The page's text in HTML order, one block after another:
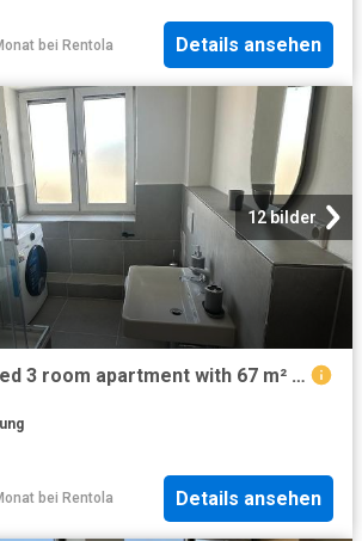
bei Rentola Details ansehen
12 bilder
Stylishly furnished 3 room apartment with 67 m² of living space
bei Rentola Details ansehen